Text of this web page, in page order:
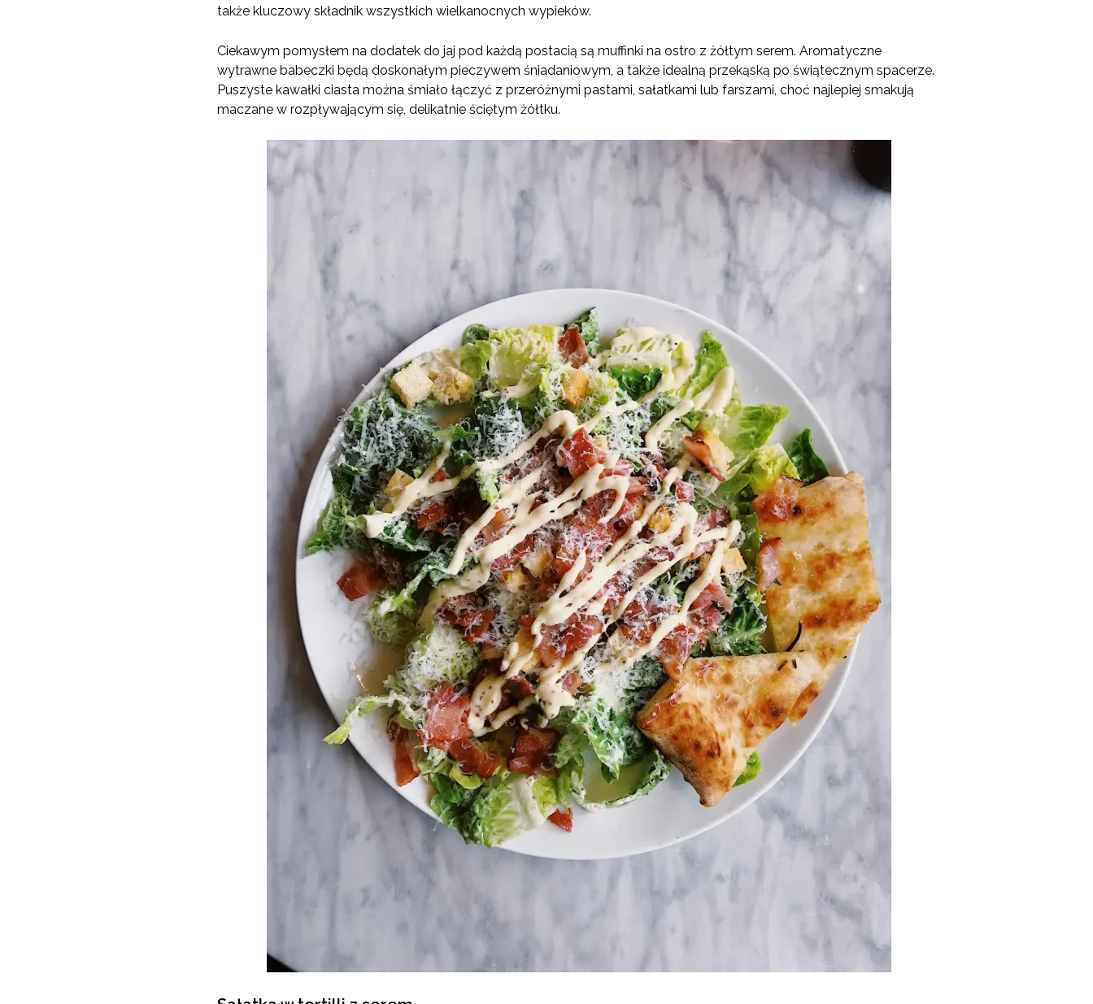
także kluczowy składnik wszystkich wielkanocnych wypieków.
Ciekawym pomysłem na dodatek do jaj pod każdą postacią są muffinki na ostro z żółtym serem. Aromatyczne
wytrawne babeczki będą doskonałym pieczywem śniadaniowym, a także idealną przekąską po świątecznym spacerze.
Puszyste kawałki ciasta można śmiało łączyć z przeróżnymi pastami, sałatkami lub farszami, choć najlepiej smakują
maczane w rozpływającym się, delikatnie ściętym żółtku.